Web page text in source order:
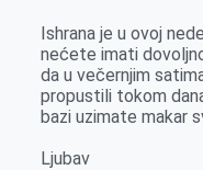
Ishrana je u ovoj
nećete imati
da u večernjim
propustili tokom
bazi uzimate makar
Ljubav